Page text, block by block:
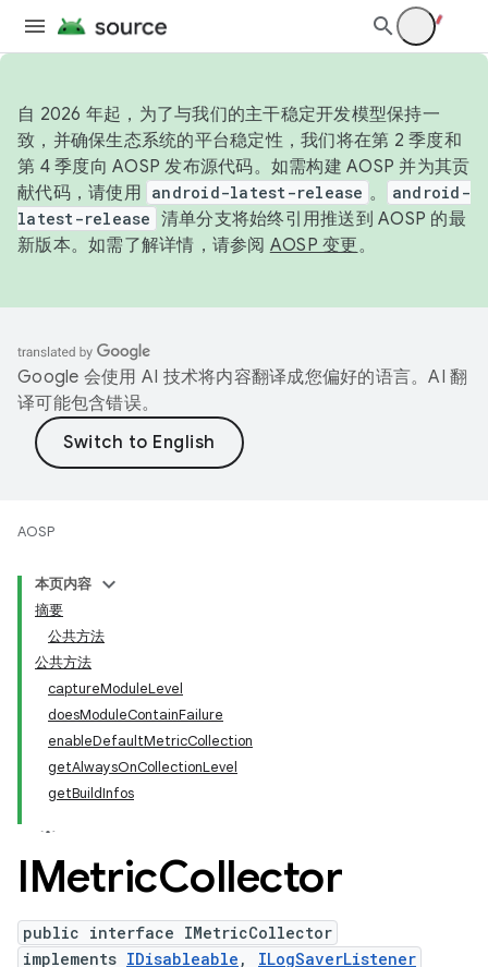
自 2026 年起，为了与我们的主干稳定开发模型保持一
致，并确保生态系统的平台稳定性，我们将在第 2 季度和
第 4 季度向 AOSP 发布源代码。如需构建 AOSP 并为其贡
献代码，请使用 android-latest-release 。
android-
latest-release 清单分支将始终引用推送到 AOSP 的最
新版本。如需了解详情，请参阅 AOSP 变更。
Google 会使用 AI 技术将内容翻译成您偏好的语言。AI 翻
译可能包含错误。
AOSP
本页内容
摘要
公共方法
公共方法
captureModuleLevel
doesModuleContainFailure
enableDefaultMetricCollection
getAlwaysOnCollectionLevel
getBuildInfos
IMetricCollector
public interface IMetricCollector
implements IDisableable , ILogSaverListener